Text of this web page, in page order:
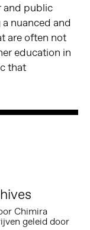
and public
nuanced and
are often not
education in
that
Chimira
geleid door